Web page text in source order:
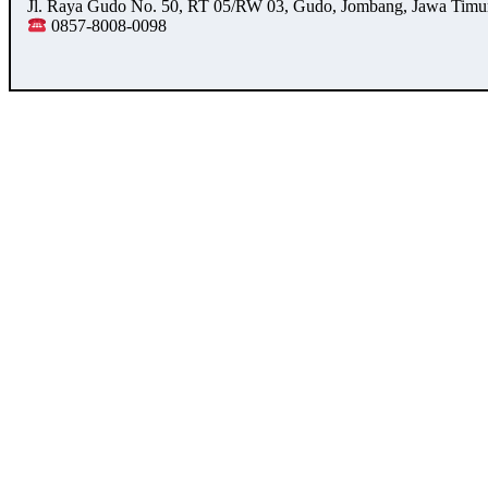
Jl. Raya Gudo No. 50, RT 05/RW 03, Gudo, Jombang, Jawa
0857-8008-0098